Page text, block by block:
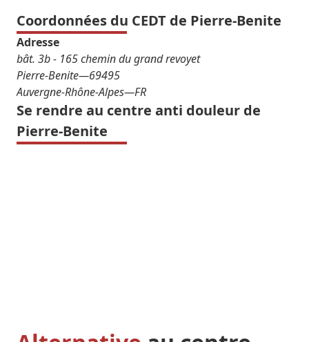
Coordonnées du CEDT de Pierre-Benite
Adresse
bât. 3b - 165 chemin du grand revoyet
Pierre-Benite—69495
Auvergne-Rhône-Alpes—FR
Se rendre au centre anti douleur de
Pierre-Benite